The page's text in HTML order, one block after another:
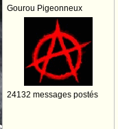
Gourou Pigeonneux
24132 messages postés